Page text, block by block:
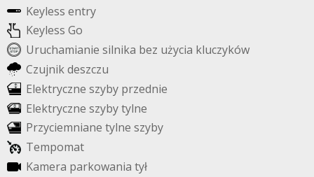
Keyless entry
Keyless Go
Uruchamianie silnika bez użycia kluczyków
Czujnikdeszczu
Elektryczne szyby przednie
Elektryczne szybytylne
Przyciemniane tylne szyby
Tempomat
Kamera parkowania tył